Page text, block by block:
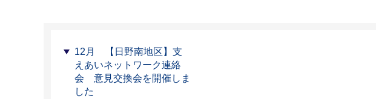
12月 【日野南地区】支
えあいネットワーク連絡
会 意見交換会を開催しま
した